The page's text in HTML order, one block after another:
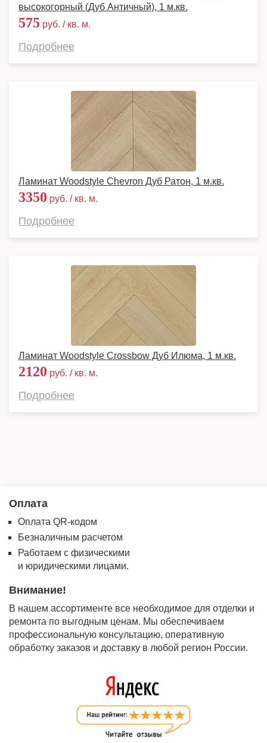
высокогорный (Дуб Античный), 1 м.кв.
575 руб. / кв. м.
Подробнее
Ламинат Woodstyle Chevron Дуб Ратон, 1 м.кв.
3350 руб. / кв. м.
Подробнее
Ламинат Woodstyle Crossbow Дуб Илюма, 1 м.кв.
2120 руб. / кв. м.
Подробнее
Оплата
Оплата QR-кодом
Безналичным расчетом
Работаем с физическими
и юридическими лицами.
Внимание!
В нашем ассортименте все необходимое для отделки и
ремонта по выгодным ценам. Мы обеспечиваем
профессиональную консультацию, оперативную
обработку заказов и доставку в любой регион России.